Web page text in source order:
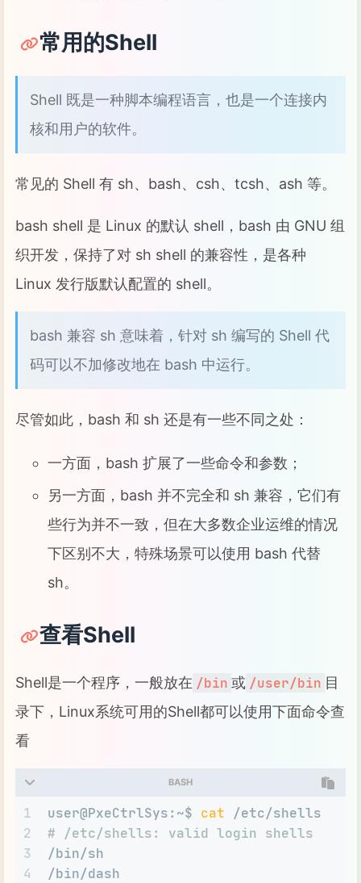
常用的Shell
Shell 既是一种脚本编程语言，也是一个连接内
核和用户的软件。
常见的 Shell 有 sh、bash、csh、tcsh、ash 等。
bash shell 是 Linux 的默认 shell，bash 由 GNU 组
织开发，保持了对 sh shell 的兼容性，是各种
Linux 发行版默认配置的 shell。
bash 兼容 sh 意味着，针对 sh 编写的 Shell 代
码可以不加修改地在 bash 中运行。
尽管如此，bash 和 sh 还是有一些不同之处：
一方面，bash 扩展了一些命令和参数；
另一方面，bash 并不完全和 sh 兼容，它们有
些行为并不一致，但在大多数企业运维的情况
下区别不大，特殊场景可以使用 bash 代替
sh。
查看Shell
Shell是一个程序，一般放在 /bin 或 /user/bin 目
录下，Linux系统可用的Shell都可以使用下面命令查
看
BASH
1
2
3
4
user@PxeCtrlSys:~$ cat /etc/shells
# /etc/shells: valid login shells
/bin/sh
/bin/dash